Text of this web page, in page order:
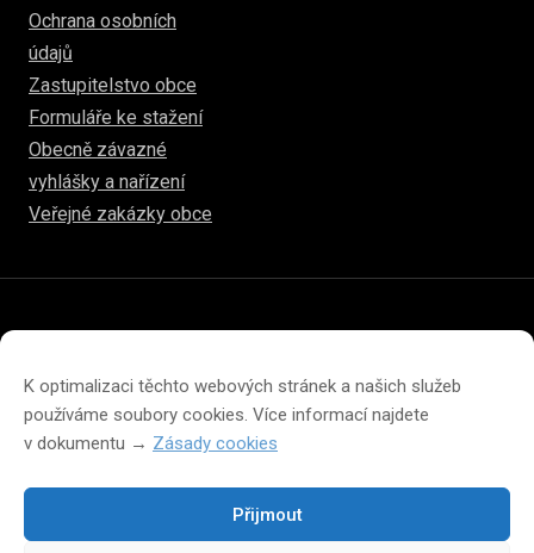
K optimalizaci těchto webových stránek a našich služeb
používáme soubory cookies. Více informací najdete
v dokumentu → Zásady cookies
Přijmout
Ochrana osobních
údajů
Zastupitelstvo obce
Formuláře ke stažení
Obecně závazné
vyhlášky a nařízení
Veřejné zakázky obce
Prohlášení o přístupnosti
Prohlášení o ochraně soukromí
Zásady cookies (EU)
Změna velikosti písma na webu